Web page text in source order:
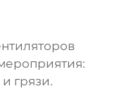
грязи.